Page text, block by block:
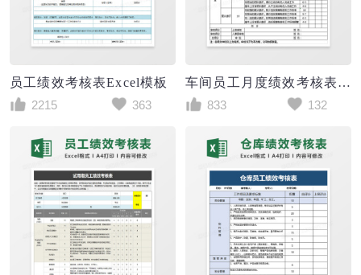
员工绩效考核表Excel模板
2215
363
车间员工月度绩效考核表Excel表格
833
132